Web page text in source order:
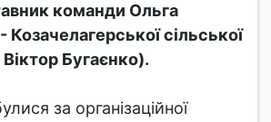
команди Ольга
Козачелагерської сільської
Бугаєнко).
за організаційної